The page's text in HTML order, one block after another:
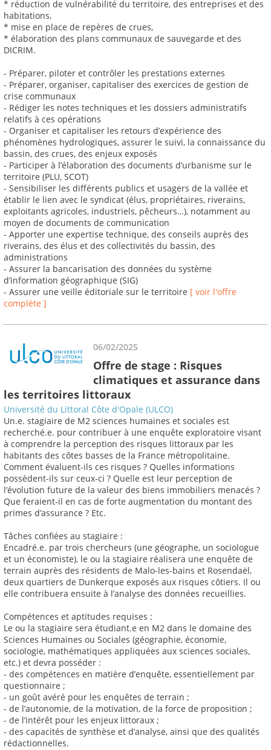
* réduction de vulnérabilité du territoire, des entreprises et des
habitations,
* mise en place de repères de crues,
* élaboration des plans communaux de sauvegarde et des
DICRIM.
- Préparer, piloter et contrôler les prestations externes
- Préparer, organiser, capitaliser des exercices de gestion de
crise communaux
- Rédiger les notes techniques et les dossiers administratifs
relatifs à ces opérations
- Organiser et capitaliser les retours d’expérience des
phénomènes hydrologiques, assurer le suivi, la connaissance du
bassin, des crues, des enjeux exposés
- Participer à l’élaboration des documents d’urbanisme sur le
territoire (PLU, SCOT)
- Sensibiliser les différents publics et usagers de la vallée et
établir le lien avec le syndicat (élus, propriétaires, riverains,
exploitants agricoles, industriels, pêcheurs…), notamment au
moyen de documents de communication
- Apporter une expertise technique, des conseils auprès des
riverains, des élus et des collectivités du bassin, des
administrations
- Assurer la bancarisation des données du système
d’information géographique (SIG)
- Assurer une veille éditoriale sur le territoire [ voir l'offre
complète ]
06/02/2025
Offre de stage : Risques
climatiques et assurance dans
les territoires littoraux
Université du Littoral Côte d'Opale (ULCO)
Un.e. stagiaire de M2 sciences humaines et sociales est
recherché.e. pour contribuer à une enquête exploratoire visant
à comprendre la perception des risques littoraux par les
habitants des côtes basses de la France métropolitaine.
Comment évaluent-ils ces risques ? Quelles informations
possèdent-ils sur ceux-ci ? Quelle est leur perception de
l’évolution future de la valeur des biens immobiliers menacés ?
Que feraient-il en cas de forte augmentation du montant des
primes d’assurance ? Etc.
Tâches confiées au stagiaire :
Encadré.e. par trois chercheurs (une géographe, un sociologue
et un économiste), le ou la stagiaire réalisera une enquête de
terrain auprès des résidents de Malo-les-bains et Rosendaël,
deux quartiers de Dunkerque exposés aux risques côtiers. Il ou
elle contribuera ensuite à l’analyse des données recueillies.
Compétences et aptitudes requises :
Le ou la stagiaire sera étudiant.e en M2 dans le domaine des
Sciences Humaines ou Sociales (géographie, économie,
sociologie, mathématiques appliquées aux sciences sociales,
etc.) et devra posséder :
- des compétences en matière d’enquête, essentiellement par
questionnaire ;
- un goût avéré pour les enquêtes de terrain ;
- de l’autonomie, de la motivation, de la force de proposition ;
- de l’intérêt pour les enjeux littoraux ;
- des capacités de synthèse et d’analyse, ainsi que des qualités
rédactionnelles.